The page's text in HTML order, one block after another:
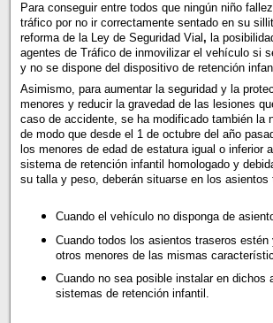
Para conseguir entre todos que ningún niño
tráfico por no ir correctamente sentado en su
reforma de la Ley de Seguridad Vial, la
agentes de Tráfico de inmovilizar el vehículo si
y no se dispone del dispositivo de retención
Asimismo, para aumentar la seguridad y la
menores y reducir la gravedad de las lesiones
caso de accidente, se ha modificado también la
de modo que desde el 1 de octubre del año
los menores de edad de estatura igual o inferior
sistema de retención infantil homologado y
su talla y peso, deberán situarse en los asientos
Cuando el vehículo no disponga de
Cuando todos los asientos traseros estén
otros menores de las mismas
Cuando no sea posible instalar en dichos
sistemas de retención infantil.